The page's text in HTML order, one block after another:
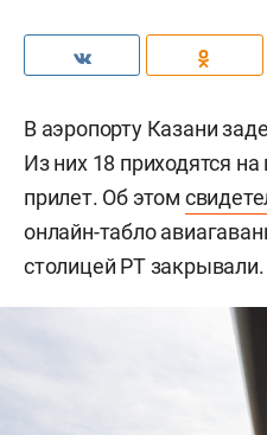
В аэропорту Казани
Из них 18 приходятся
прилет. Об этом
онлайн-табло
столицей РТ закрывали.